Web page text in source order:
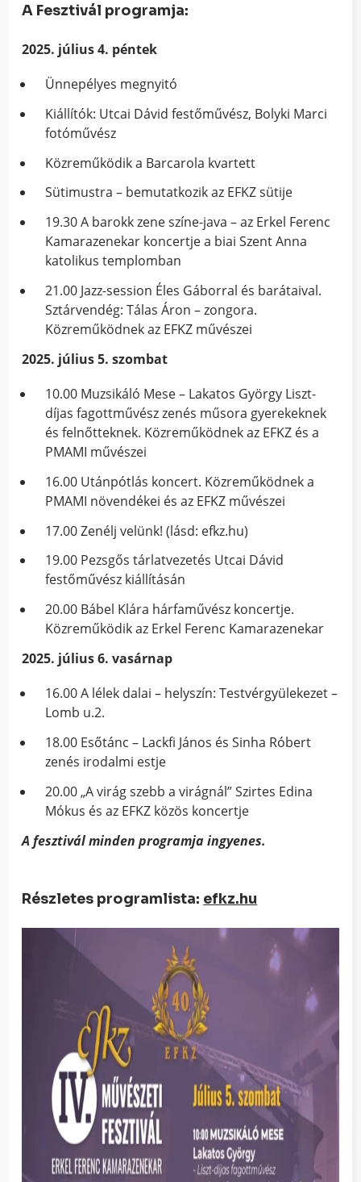
A Fesztivál programja:
2025. július 4. péntek
Ünnepélyes megnyitó
Kiállítók: Utcai Dávid festőművész, Bolyki Marci
fotóművész
Közreműködik a Barcarola kvartett
Sütimustra – bemutatkozik az EFKZ sütije
19.30 A barokk zene színe-java – az Erkel Ferenc
Kamarazenekar koncertje a biai Szent Anna
katolikus templomban
21.00 Jazz-session Éles Gáborral és barátaival.
Sztárvendég: Tálas Áron – zongora.
Közreműködnek az EFKZ művészei
2025. július 5. szombat
10.00 Muzsikáló Mese – Lakatos György Liszt-
díjas fagottművész zenés műsora gyerekeknek
és felnőtteknek. Közreműködnek az EFKZ és a
PMAMI művészei
16.00 Utánpótlás koncert. Közreműködnek a
PMAMI növendékei és az EFKZ művészei
17.00 Zenélj velünk! (lásd: efkz.hu)
19.00 Pezsgős tárlatvezetés Utcai Dávid
festőművész kiállításán
20.00 Bábel Klára hárfaművész koncertje.
Közreműködik az Erkel Ferenc Kamarazenekar
2025. július 6. vasárnap
16.00 A lélek dalai – helyszín: Testvérgyülekezet –
Lomb u.2.
18.00 Esőtánc – Lackfi János és Sinha Róbert
zenés irodalmi estje
20.00 „A virág szebb a virágnál” Szirtes Edina
Mókus és az EFKZ közös koncertje
A fesztivál minden programja ingyenes.
Részletes programlista: efkz.hu